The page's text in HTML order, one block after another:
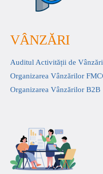
VÂNZĂRI
Auditul Activității de Vânzări
Organizarea Vânzărilor
Organizarea Vânzărilor B2B